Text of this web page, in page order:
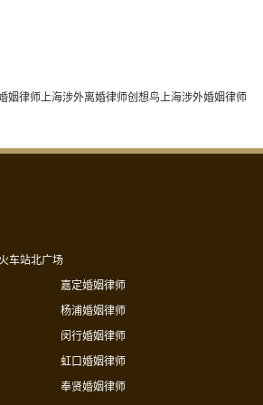
姻律师上海涉外离婚律师创想鸟上海涉外婚姻律师
车站北广场
嘉定婚姻律师
杨浦婚姻律师
闵行婚姻律师
虹口婚姻律师
奉贤婚姻律师